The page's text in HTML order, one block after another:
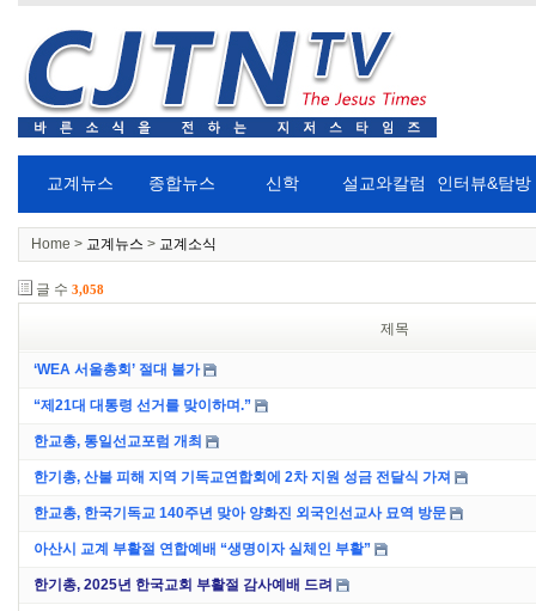
교계뉴스 종합뉴스 신학 설교와칼럼 인터뷰&탐방
Home > 교계뉴스 > 교계소식
글 수 3,058
제목
‘WEA 서울총회’ 절대 불가
“제21대 대통령 선거를 맞이하며.”
한교총, 통일선교포럼 개최
한기총, 산불 피해 지역 기독교연합회에 2차 지원 성금 전달식 가져
한교총, 한국기독교 140주년 맞아 양화진 외국인선교사 묘역 방문
아산시 교계 부활절 연합예배 “생명이자 실체인 부활”
한기총, 2025년 한국교회 부활절 감사예배 드려